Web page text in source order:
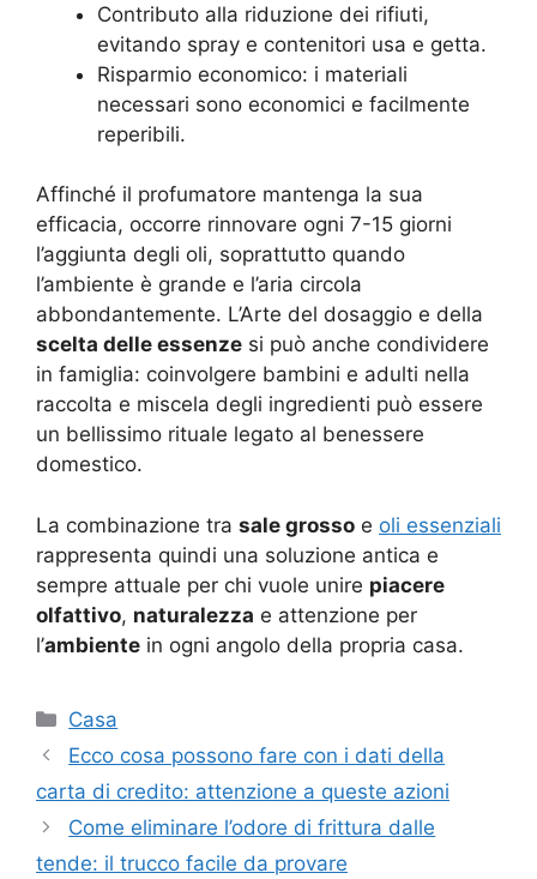
Contributo alla riduzione dei rifiuti,
evitando spray e contenitori usa e getta.
Risparmio economico: i materiali
necessari sono economici e facilmente
reperibili.
Affinché il profumatore mantenga la sua
efficacia, occorre rinnovare ogni 7-15 giorni
l’aggiunta degli oli, soprattutto quando
l’ambiente è grande e l’aria circola
abbondantemente. L’Arte del dosaggio e della
scelta delle essenze si può anche condividere
in famiglia: coinvolgere bambini e adulti nella
raccolta e miscela degli ingredienti può essere
un bellissimo rituale legato al benessere
domestico.
La combinazione tra sale grosso e oli essenziali
rappresenta quindi una soluzione antica e
sempre attuale per chi vuole unire piacere
olfattivo, naturalezza e attenzione per
l’ambiente in ogni angolo della propria casa.
Categorie
Casa
Ecco cosa possono fare con i dati della
carta di credito: attenzione a queste azioni
Come eliminare l’odore di frittura dalle
tende: il trucco facile da provare